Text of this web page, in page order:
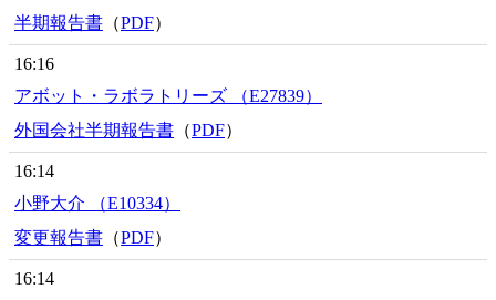
半期報告書 （PDF）
16:16
アボット・ラボラトリーズ （E27839）
外国会社半期報告書 （PDF）
16:14
小野大介 （E10334）
変更報告書 （PDF）
16:14